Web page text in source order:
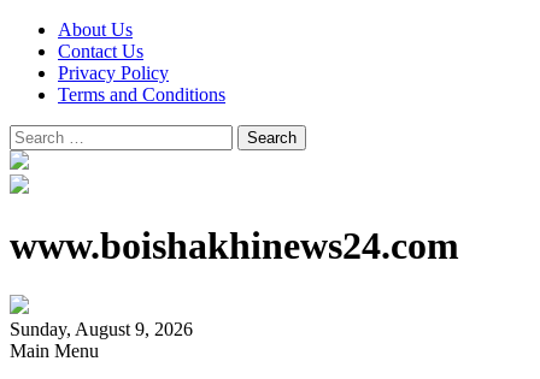
About Us
Contact Us
Privacy Policy
Terms and Conditions
Search
for:
www.boishakhinews24.com
Sunday, August 9, 2026
Main Menu